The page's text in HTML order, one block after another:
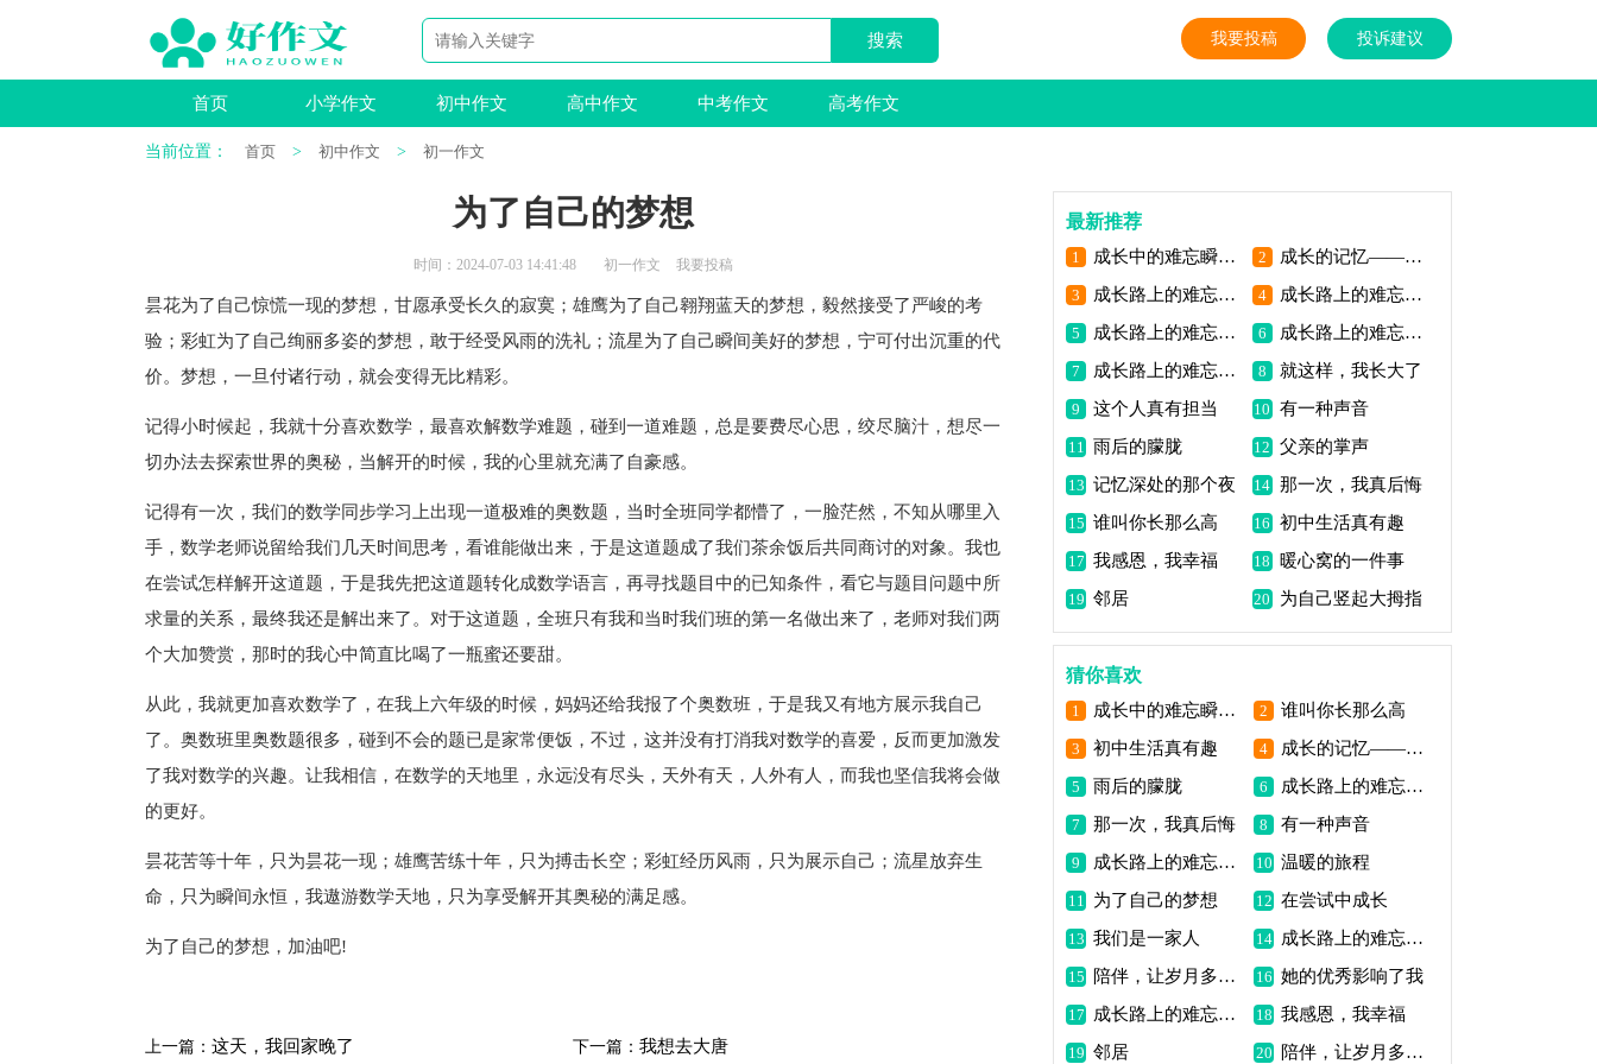
我要投稿 投诉建议
首页 小学作文 初中作文 高中作文 中考作文 高考作文
当前位置： 首页 > 初中作文 > 初一作文
为了自己的梦想
时间：2024-07-03 14:41:48 初一作文 我要投稿
昙花为了自己惊慌一现的梦想，甘愿承受长久的寂寞；雄鹰为了自己翱翔蓝天的梦想，毅然接受了严峻的考
验；彩虹为了自己绚丽多姿的梦想，敢于经受风雨的洗礼；流星为了自己瞬间美好的梦想，宁可付出沉重的代
价。梦想，一旦付诸行动，就会变得无比精彩。
记得小时候起，我就十分喜欢数学，最喜欢解数学难题，碰到一道难题，总是要费尽心思，绞尽脑汁，想尽一
切办法去探索世界的奥秘，当解开的时候，我的心里就充满了自豪感。
记得有一次，我们的数学同步学习上出现一道极难的奥数题，当时全班同学都懵了，一脸茫然，不知从哪里入
手，数学老师说留给我们几天时间思考，看谁能做出来，于是这道题成了我们茶余饭后共同商讨的对象。我也
在尝试怎样解开这道题，于是我先把这道题转化成数学语言，再寻找题目中的已知条件，看它与题目问题中所
求量的关系，最终我还是解出来了。对于这道题，全班只有我和当时我们班的第一名做出来了，老师对我们两
个大加赞赏，那时的我心中简直比喝了一瓶蜜还要甜。
从此，我就更加喜欢数学了，在我上六年级的时候，妈妈还给我报了个奥数班，于是我又有地方展示我自己
了。奥数班里奥数题很多，碰到不会的题已是家常便饭，不过，这并没有打消我对数学的喜爱，反而更加激发
了我对数学的兴趣。让我相信，在数学的天地里，永远没有尽头，天外有天，人外有人，而我也坚信我将会做
的更好。
昙花苦等十年，只为昙花一现；雄鹰苦练十年，只为搏击长空；彩虹经历风雨，只为展示自己；流星放弃生
命，只为瞬间永恒，我遨游数学天地，只为享受解开其奥秘的满足感。
为了自己的梦想，加油吧!
上一篇： 这天，我回家晚了 下一篇： 我想去大唐
最新推荐
1 成长中的难忘瞬间——首次担任班级干部 2 成长的记忆——竞选班长失败
3 成长路上的难忘瞬间——攀登山峰 4 成长路上的难忘瞬间——第一次独奏表演
5 成长路上的难忘瞬间——那次站在舞台上 6 成长路上的难忘瞬间——夏令营
7 成长路上的难忘瞬间——田径运动会 8 就这样，我长大了
9 这个人真有担当 10 有一种声音
11 雨后的朦胧 12 父亲的掌声
13 记忆深处的那个夜 14 那一次，我真后悔
15 谁叫你长那么高 16 初中生活真有趣
17 我感恩，我幸福 18 暖心窝的一件事
19 邻居 20 为自己竖起大拇指
猜你喜欢
1 成长中的难忘瞬间——首次担任班级干部 2 谁叫你长那么高
3 初中生活真有趣 4 成长的记忆——竞选班长失败
5 雨后的朦胧 6 成长路上的难忘瞬间——攀登山峰
7 那一次，我真后悔 8 有一种声音
9 成长路上的难忘瞬间——第一次独奏表演 10 温暖的旅程
11 为了自己的梦想 12 在尝试中成长
13 我们是一家人 14 成长路上的难忘瞬间——那次站在舞台上
15 陪伴，让岁月多了一份温暖 16 她的优秀影响了我
17 成长路上的难忘瞬间——田径运动会 18 我感恩，我幸福
19 邻居 20 陪伴，让岁月多了一份美好